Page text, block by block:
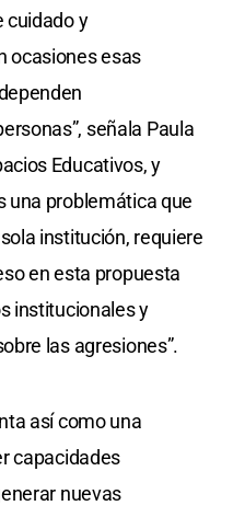
cuidado y
ocasiones esas
señala Paula
Educativos, y
una problemática que
institución, requiere
en esta propuesta
institucionales y
las agresiones”.
así como una
capacidades
nuevas